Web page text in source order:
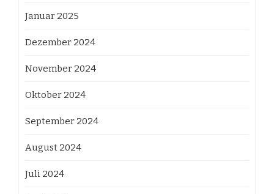
Januar 2025
Dezember 2024
November 2024
Oktober 2024
September 2024
August 2024
Juli 2024